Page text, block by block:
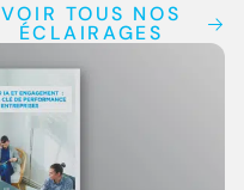
VOIR TOUS NOS
ÉCLAIRAGES